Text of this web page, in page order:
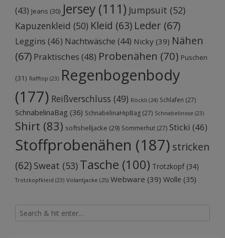
(43) Jeans (30) Jersey (111) Jumpsuit (52)
Kapuzenkleid (50) Kleid (63) Leder (67)
Leggins (46) Nachtwäsche (44) Nicky (39) Nähen
(67) Praktisches (48) Probenähen (70) Puschen
(31) Rafftop (23) Regenbogenbody
(177) Reißverschluss (49) Röckli (24) Schlafen (27)
SchnabelinaBag (36) SchnabelinaHipBag (27) Schnabelinose (23)
Shirt (83) softshelljacke (29) Sommerhut (27) Sticki (46)
Stoffprobenähen (187) stricken
(62) Sweat (53) Tasche (100) Trotzkopf(34)
Trotzkopfkleid (23) Volantjacke (25) Webware (39) Wolle (35)